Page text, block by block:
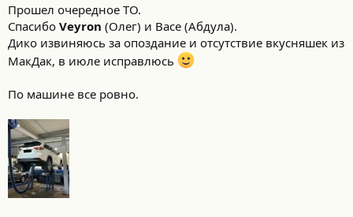
Прошел очередное ТО.
Спасибо Veyron (Олег) и Васе (Абдула).
Дико извиняюсь за опоздание и отсутствие вкусняшек из
МакДак, в июле исправлюсь
По машине все ровно.